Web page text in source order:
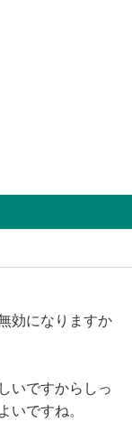
効になりますか
いですからしっ
ですね。